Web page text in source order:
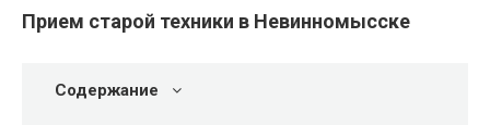
Прием старой техники в Невинномысске
Содержание